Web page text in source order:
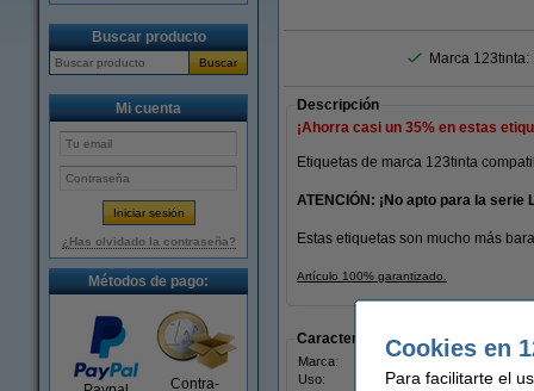
Buscar producto
Buscar
Mi cuenta
¿Has olvidado la contraseña?
Métodos de pago:
Contra-
Marca 123tinta:
Descripción
¡Ahorra casi un 35% en estas
Etiquetas de marca 123tinta
ATENCIÓN: ¡No apto para la serie
Estas etiquetas son mucho más
Artículo 100% garantizado.
Características
Marca:
Uso:
Cookies en
Para facilitarte el